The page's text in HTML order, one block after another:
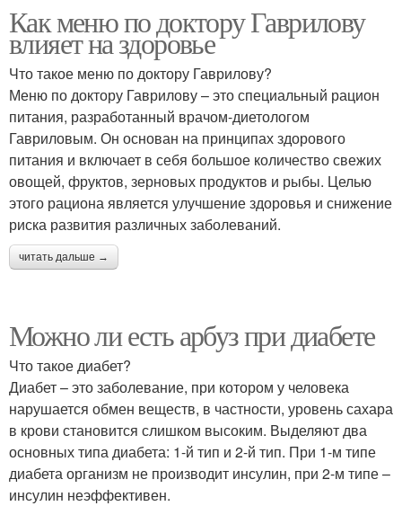
Как меню по доктору Гаврилову
влияет на здоровье
Что такое меню по доктору Гаврилову?
Меню по доктору Гаврилову – это специальный рацион
питания, разработанный врачом-диетологом
Гавриловым. Он основан на принципах здорового
питания и включает в себя большое количество свежих
овощей, фруктов, зерновых продуктов и рыбы. Целью
этого рациона является улучшение здоровья и снижение
риска развития различных заболеваний.
читать дальше →
Можно ли есть арбуз при диабете
Что такое диабет?
Диабет – это заболевание, при котором у человека
нарушается обмен веществ, в частности, уровень сахара
в крови становится слишком высоким. Выделяют два
основных типа диабета: 1-й тип и 2-й тип. При 1-м типе
диабета организм не производит инсулин, при 2-м типе –
инсулин неэффективен.